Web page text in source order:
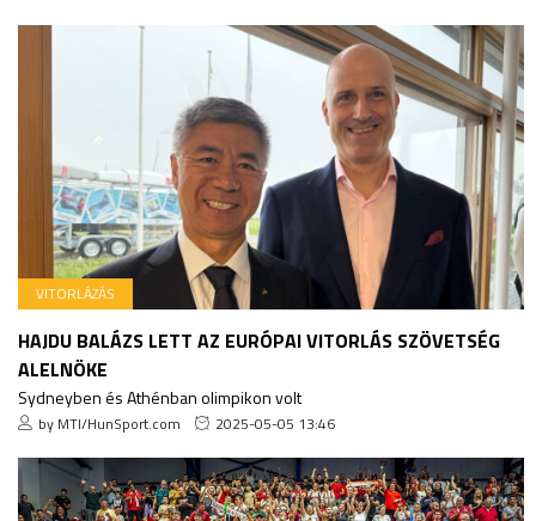
VITORLÁZÁS
HAJDU BALÁZS LETT AZ EURÓPAI VITORLÁS SZÖVETSÉG
ALELNÖKE
Sydneyben és Athénban olimpikon volt
by MTI/HunSport.com 2025-05-05 13:46